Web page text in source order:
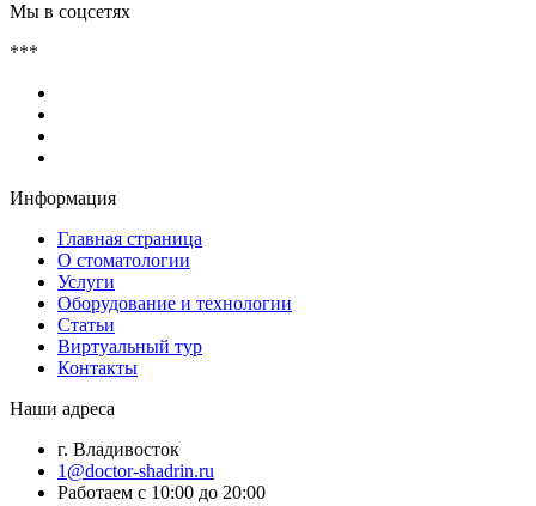
Мы в соцсетях
***
Информация
Главная страница
О стоматологии
Услуги
Оборудование и технологии
Статьи
Виртуальный тур
Контакты
Наши адреса
г. Владивосток
1@doctor-shadrin.ru
Работаем с 10:00 до 20:00